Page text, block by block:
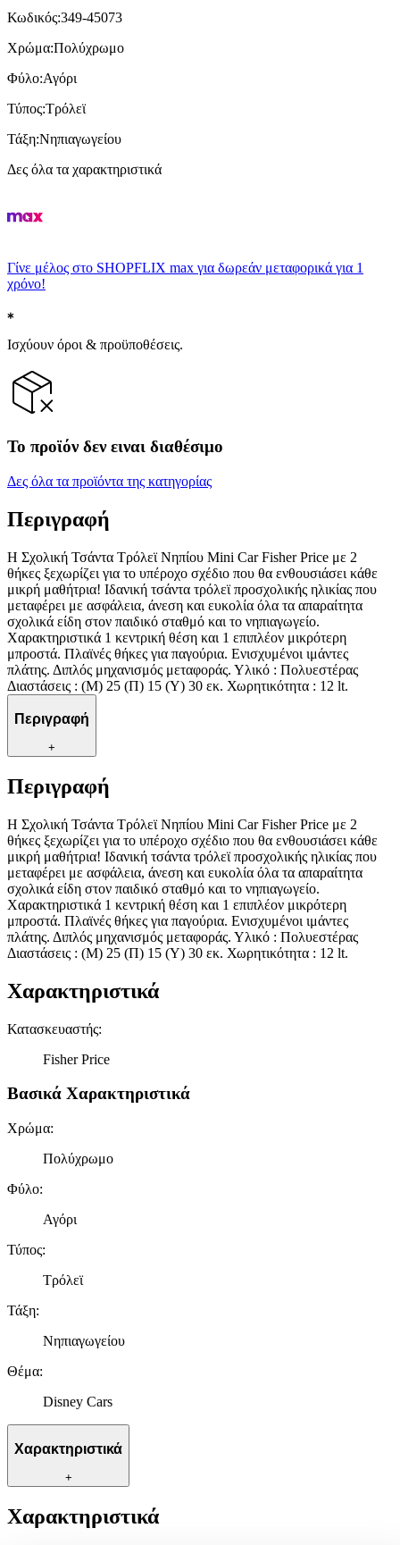
Κωδικός:349-45073
Χρώμα:Πολύχρωμο
Φύλο:Αγόρι
Τύπος:Τρόλεϊ
Τάξη:Νηπιαγωγείου
Δες όλα τα χαρακτηριστικά
Γίνε μέλος στο SHOPFLIX max για δωρεάν μεταφορικά για 1
χρόνο!
Ισχύουν όροι & προϋποθέσεις.
Το προϊόν δεν ειναι διαθέσιμο
Δες όλα τα προϊόντα της κατηγορίας
Περιγραφή
Η Σχολική Τσάντα Τρόλεϊ Νηπίου Mini Car Fisher Price με 2
θήκες ξεχωρίζει για το υπέροχο σχέδιο που θα ενθουσιάσει κάθε
μικρή μαθήτρια! Ιδανική τσάντα τρόλεϊ προσχολικής ηλικίας που
μεταφέρει με ασφάλεια, άνεση και ευκολία όλα τα απαραίτητα
σχολικά είδη στον παιδικό σταθμό και το νηπιαγωγείο.
Χαρακτηριστικά 1 κεντρική θέση και 1 επιπλέον μικρότερη
μπροστά. Πλαϊνές θήκες για παγούρια. Ενισχυμένοι ιμάντες
πλάτης. Διπλός μηχανισμός μεταφοράς. Υλικό : Πολυεστέρας
Διαστάσεις : (Μ) 25 (Π) 15 (Υ) 30 εκ. Χωρητικότητα : 12 lt.
Περιγραφή
+
Περιγραφή
Η Σχολική Τσάντα Τρόλεϊ Νηπίου Mini Car Fisher Price με 2
θήκες ξεχωρίζει για το υπέροχο σχέδιο που θα ενθουσιάσει κάθε
μικρή μαθήτρια! Ιδανική τσάντα τρόλεϊ προσχολικής ηλικίας που
μεταφέρει με ασφάλεια, άνεση και ευκολία όλα τα απαραίτητα
σχολικά είδη στον παιδικό σταθμό και το νηπιαγωγείο.
Χαρακτηριστικά 1 κεντρική θέση και 1 επιπλέον μικρότερη
μπροστά. Πλαϊνές θήκες για παγούρια. Ενισχυμένοι ιμάντες
πλάτης. Διπλός μηχανισμός μεταφοράς. Υλικό : Πολυεστέρας
Διαστάσεις : (Μ) 25 (Π) 15 (Υ) 30 εκ. Χωρητικότητα : 12 lt.
Χαρακτηριστικά
Κατασκευαστής:
Fisher Price
Βασικά Χαρακτηριστικά
Χρώμα:
Πολύχρωμο
Φύλο:
Αγόρι
Τύπος:
Τρόλεϊ
Τάξη:
Νηπιαγωγείου
Θέμα:
Disney Cars
Χαρακτηριστικά
+
Χαρακτηριστικά